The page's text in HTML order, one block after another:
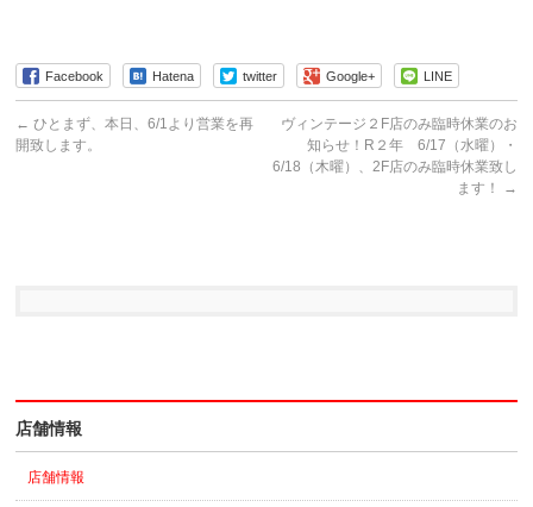
Facebook Hatena twitter Google+ LINE
← ひとまず、本日、6/1より営業を再
開致します。
ヴィンテージ２F店のみ臨時休業のお
知らせ！R２年 6/17（水曜）・
6/18（木曜）、2F店のみ臨時休業致し
ます！
→
店舗情報
店舗情報